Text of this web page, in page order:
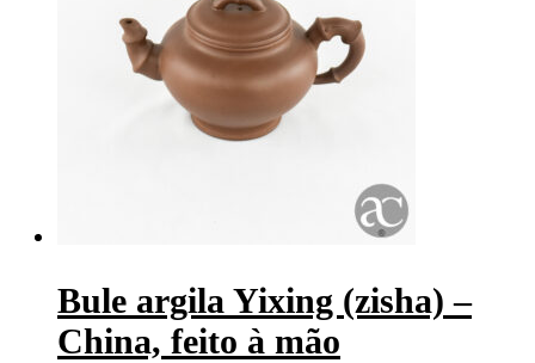
Bule argila Yixing (zisha) –
China, feito à mão